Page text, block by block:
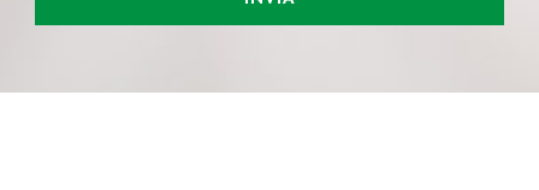
analizzare il nostro traffico. Condividiamo inoltre
pubblicità e social media, i quali potrebbero combinarle